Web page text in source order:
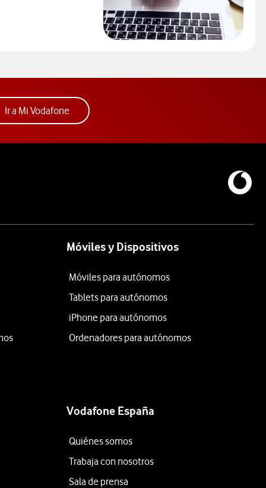
elegir un modelo de móvil antes de comprarlo. Abre ventana
Ir a Mi VodafoneAcceder a la app Mi Vodafone. Abre ventana
Móviles y Dispositivos
Móviles para autónomos
Tablets para autónomos
iPhone para autónomos
Ordenadores para autónomos
Vodafone España
Quiénes somos
Trabaja con nosotros
Sala de prensa